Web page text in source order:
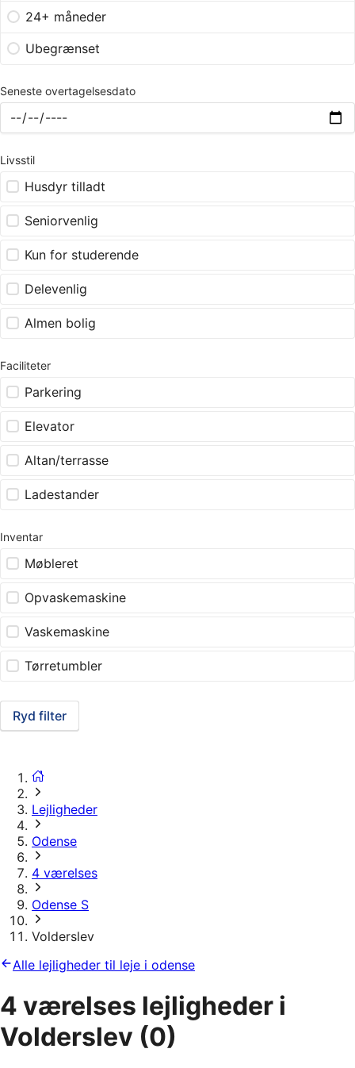
24+ måneder
Ubegrænset
Seneste overtagelsesdato
Livsstil
Husdyr tilladt
Seniorvenlig
Kun for studerende
Delevenlig
Almen bolig
Faciliteter
Parkering
Elevator
Altan/terrasse
Ladestander
Inventar
Møbleret
Opvaskemaskine
Vaskemaskine
Tørretumbler
Ryd filter
Lejligheder
Odense
4 værelses
Odense S
Volderslev
Alle lejligheder til leje i odense
4 værelses lejligheder i
Volderslev (0)